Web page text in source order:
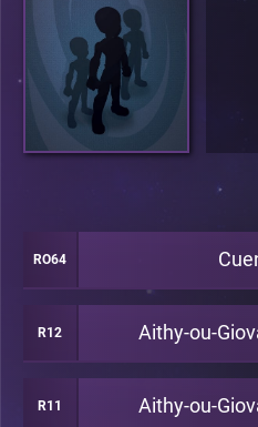
RO64
R12 Aithy-ou-
R11 Aithy-ou-